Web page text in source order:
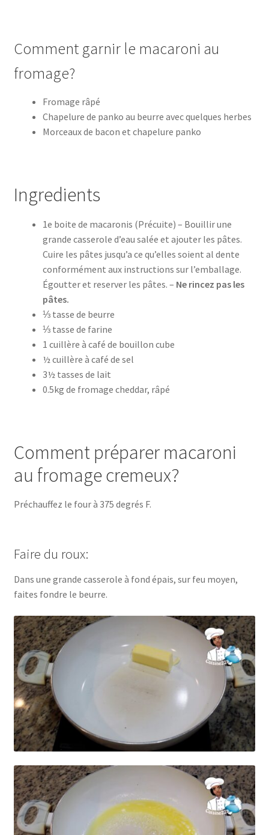
Comment garnir le macaroni au
fromage?
Fromage râpé
Chapelure de panko au beurre avec quelques herbes
Morceaux de bacon et chapelure panko
Ingredients
1e boite de macaronis (Précuite) – Bouillir une
grande casserole d’eau salée et ajouter les pâtes.
Cuire les pâtes jusqu’a ce qu’elles soient al dente
conformément aux instructions sur l’emballage.
Égoutter et reserver les pâtes. – Ne rincez pas les
pâtes.
⅓ tasse de beurre
⅓ tasse de farine
1 cuillère à café de bouillon cube
½ cuillère à café de sel
3½ tasses de lait
0.5kg de fromage cheddar, râpé
Comment préparer macaroni
au fromage cremeux?
Préchauffez le four à 375 degrés F.
Faire du roux:
Dans une grande casserole à fond épais, sur feu moyen,
faites fondre le beurre.